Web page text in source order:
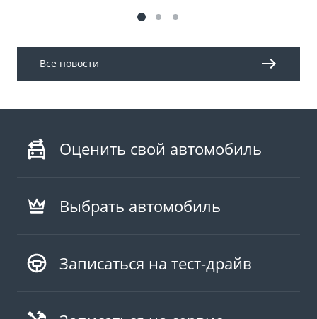
Все новости
Оценить свой автомобиль
Выбрать автомобиль
Записаться на тест-драйв